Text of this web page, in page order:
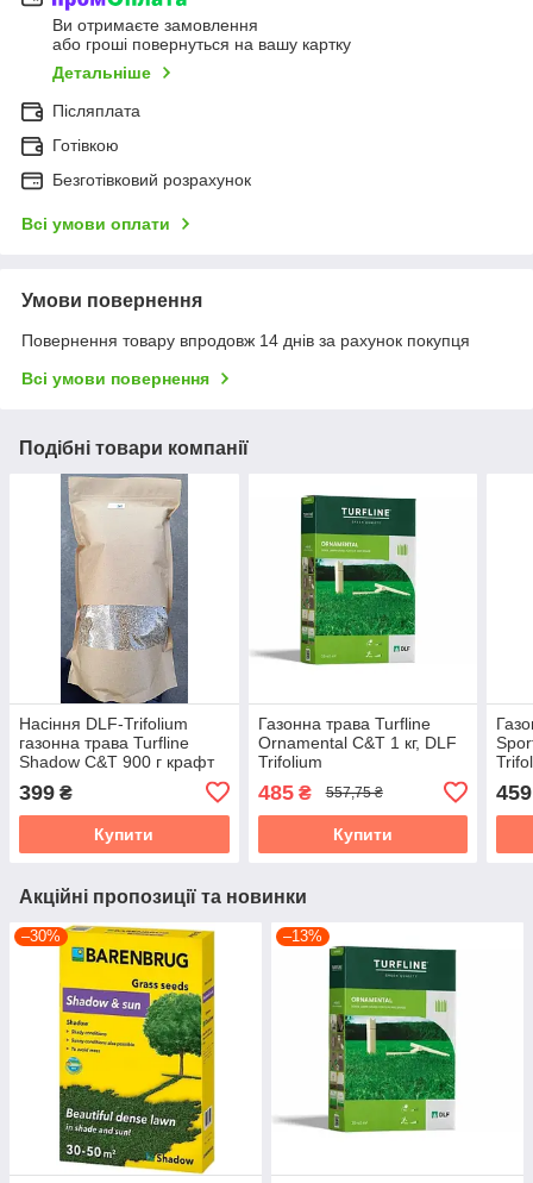
Ви отримаєте замовлення
або гроші повернуться на вашу картку
Детальніше
Післяплата
Готівкою
Безготівковий розрахунок
Всі умови оплати
Умови повернення
Повернення товару впродовж 14 днів за рахунок покупця
Всі умови повернення
Подібні товари компанії
Насіння DLF-Trifolium
газонна трава Turfline
Shadow C&T 900 г крафт
399 ₴
Купити
Газонна трава Turfline
Ornamental C&T 1 кг, DLF
Trifolium
485₴ 557,75 ₴
Купити
459
Акційні пропозиції та новинки
–30% –13%